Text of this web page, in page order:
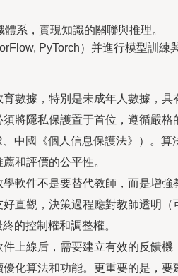
體系，實現知識的關聯與推理。
PyTorch）并進行模型訓練
育數據，特別是未成年人數據，具
將隱私保護置于首位，遵循嚴格
中國《個人信息保護法》）。算
和評價的公平性。
學軟件不是要替代教師，而是增強
直觀，決策過程應對教師透明（
的控制權和調整權。
件上線后，需要建立有效的反饋機
化算法和功能。更重要的是，要